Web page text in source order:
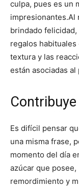
culpa, pues es un
impresionantes.Al
brindado
regalos habituales
textura y las
están asociadas
Es difícil pensar
una misma frase,
momento del día
azúcar que
remordimiento y